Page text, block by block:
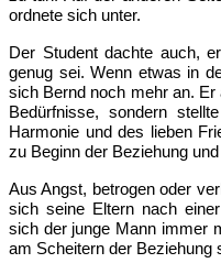
ordnete sich unter.
Der Student dachte auch,
genug sei. Wenn etwas in
sich Bernd noch mehr an.
Bedürfnisse, sondern
Harmonie und des lieben
zu Beginn der Beziehung
Aus Angst, betrogen oder
sich seine Eltern nach
sich der junge Mann immer
am Scheitern der Beziehung